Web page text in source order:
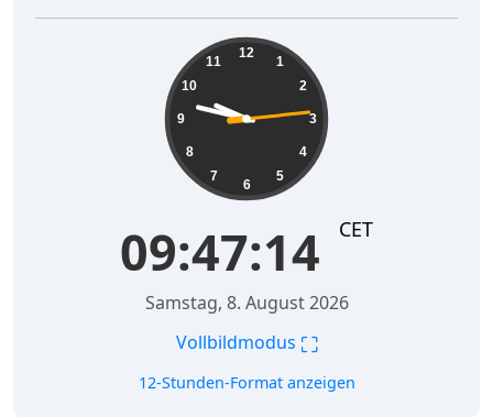
12
1
2
3
4
5
6
7
8
9
10
11
09:47:15 CET
Samstag, 8. August 2026
Vollbildmodus ⛶
12-Stunden-Format anzeigen